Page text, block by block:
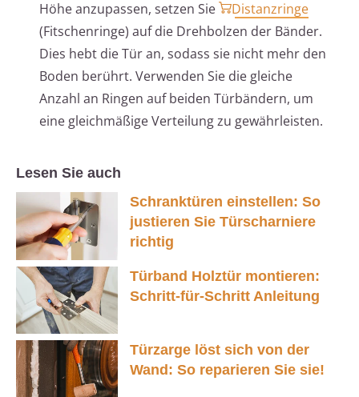
Höhe anzupassen, setzen Sie
Distanzringe
(Fitschenringe) auf die Drehbolzen der Bänder.
Dies hebt die Tür an, sodass sie nicht mehr den
Boden berührt. Verwenden Sie die gleiche
Anzahl an Ringen auf beiden Türbändern, um
eine gleichmäßige Verteilung zu gewährleisten.
Lesen Sie auch
Schranktüren einstellen: So
justieren Sie Türscharniere
richtig
Türband Holztür montieren:
Schritt-für-Schritt Anleitung
Türzarge löst sich von der
Wand: So reparieren Sie sie!